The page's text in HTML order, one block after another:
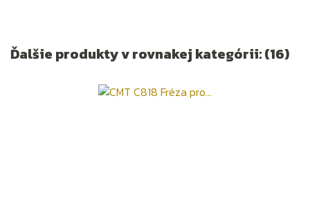
Ďalšie produkty v rovnakej kategórii: (16)